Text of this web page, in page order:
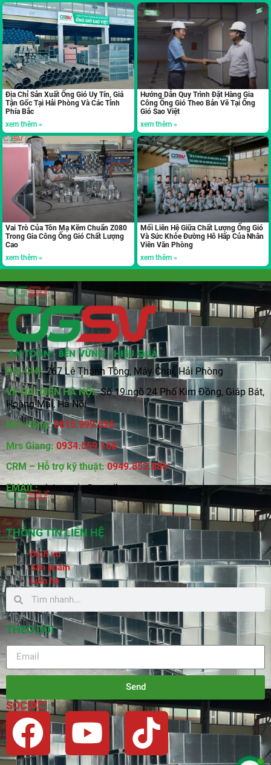
Địa Chỉ Sản Xuất Ống Gió Uy Tín, Giá
Tận Gốc Tại Hải Phòng Và Các Tỉnh
Phía Bắc
xem thêm »
Hướng Dẫn Quy Trình Đặt Hàng Gia
Công Ống Gió Theo Bản Vẽ Tại Ống
Gió Sao Việt
xem thêm »
Vai Trò Của Tôn Mạ Kẽm Chuẩn Z080
Trong Gia Công Ống Gió Chất Lượng
Cao
xem thêm »
Mối Liên Hệ Giữa Chất Lượng Ống Gió
Và Sức Khỏe Đường Hô Hấp Của Nhân
Viên Văn Phòng
xem thêm »
ĐỊA CHỈ: 267 Lê Thánh Tông, Máy Chai, Hải Phòng
VP ĐẠI DIỆN HÀ NỘI:Số 19 ngõ 24 Phố Kim Đồng, Giáp Bát,
Hoàng Mai, Hà Nội
Mrs Hằng: 0815.999.826
Mrs Giang: 0934.559.168
CRM – Hỗ trợ kỹ thuật: 0949.852.886
EMAIL: vietonggio@gmail.com
THÔNG TIN LIÊN HỆ
Dịch vụ
Sản phẩm
Liên hệ
THEO DÕI
Send
SOCIAL: